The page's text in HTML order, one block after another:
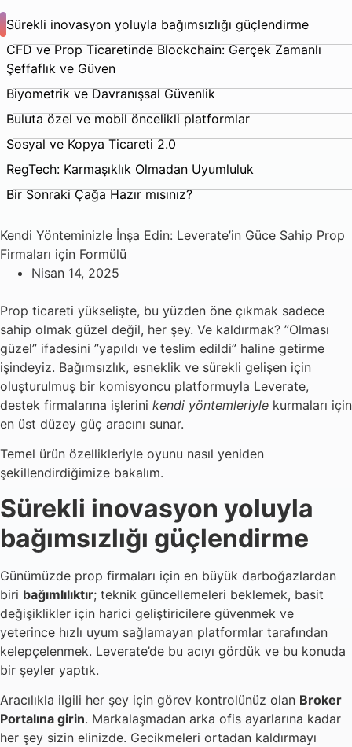
Sürekli inovasyon yoluyla bağımsızlığı güçlendirme
CFD ve Prop Ticaretinde Blockchain: Gerçek Zamanlı
Şeffaflık ve Güven
Biyometrik ve Davranışsal Güvenlik
Buluta özel ve mobil öncelikli platformlar
Sosyal ve Kopya Ticareti 2.0
RegTech: Karmaşıklık Olmadan Uyumluluk
Bir Sonraki Çağa Hazır mısınız?
Kendi Yönteminizle İnşa Edin: Leverate’in Güce Sahip Prop
Firmaları için Formülü
Nisan 14, 2025
Prop ticareti yükselişte, bu yüzden öne çıkmak sadece
sahip olmak güzel değil, her şey. Ve kaldırmak? ”Olması
güzel” ifadesini ”yapıldı ve teslim edildi” haline getirme
işindeyiz. Bağımsızlık, esneklik ve sürekli gelişen için
oluşturulmuş bir komisyoncu platformuyla Leverate,
destek firmalarına işlerini kendi yöntemleriyle kurmaları için
en üst düzey güç aracını sunar.
Temel ürün özellikleriyle oyunu nasıl yeniden
şekillendirdiğimize bakalım.
Sürekli inovasyon yoluyla
bağımsızlığı güçlendirme
Günümüzde prop firmaları için en büyük darboğazlardan
biri bağımlılıktır; teknik güncellemeleri beklemek, basit
değişiklikler için harici geliştiricilere güvenmek ve
yeterince hızlı uyum sağlamayan platformlar tarafından
kelepçelenmek. Leverate’de bu acıyı gördük ve bu konuda
bir şeyler yaptık.
Aracılıkla ilgili her şey için görev kontrolünüz olan Broker
Portalına girin. Markalaşmadan arka ofis ayarlarına kadar
her şey sizin elinizde. Gecikmeleri ortadan kaldırmayı